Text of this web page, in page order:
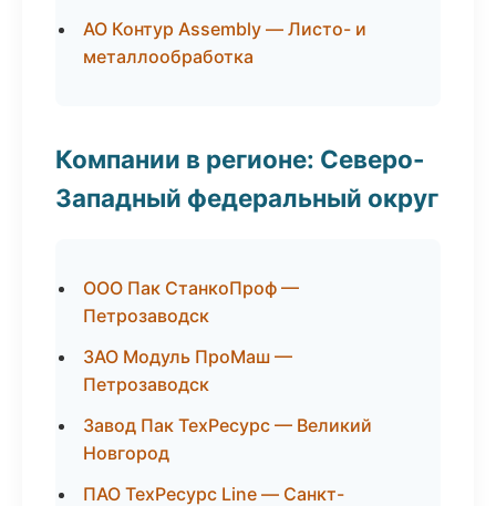
АО Контур Assembly — Листо- и
металлообработка
Компании в регионе: Северо-
Западный федеральный округ
ООО Пак СтанкоПроф —
Петрозаводск
ЗАО Модуль ПроМаш —
Петрозаводск
Завод Пак ТехРесурс — Великий
Новгород
ПАО ТехРесурс Line — Санкт-